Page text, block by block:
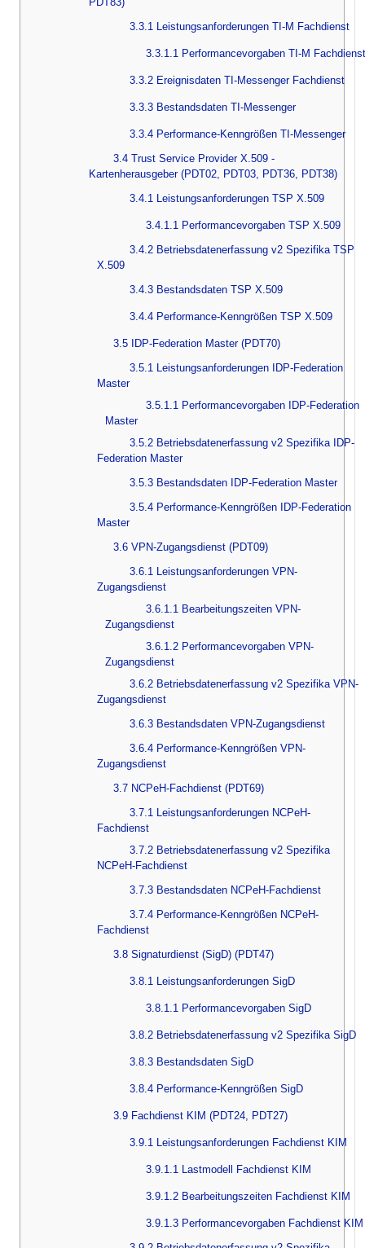
3.3.1 Leistungsanforderungen TI-M Fachdienst
3.3.1.1 Performancevorgaben TI-M Fachdienst
3.3.2 Ereignisdaten TI-Messenger Fachdienst
3.3.3 Bestandsdaten TI-Messenger
3.3.4 Performance-Kenngrößen TI-Messenger
3.4 Trust Service Provider X.509 -
Kartenherausgeber (PDT02, PDT03, PDT36, PDT38)
3.4.1 Leistungsanforderungen TSP X.509
3.4.1.1 Performancevorgaben TSP X.509
3.4.2 Betriebsdatenerfassung v2 Spezifika TSP
X.509
3.4.3 Bestandsdaten TSP X.509
3.4.4 Performance-Kenngrößen TSP X.509
3.5 IDP-Federation Master (PDT70)
3.5.1 Leistungsanforderungen IDP-Federation
Master
3.5.1.1 Performancevorgaben IDP-Federation
Master
3.5.2 Betriebsdatenerfassung v2 Spezifika IDP-
Federation Master
3.5.3 Bestandsdaten IDP-Federation Master
3.5.4 Performance-Kenngrößen IDP-Federation
Master
3.6 VPN-Zugangsdienst (PDT09)
3.6.1 Leistungsanforderungen VPN-
Zugangsdienst
3.6.1.1 Bearbeitungszeiten VPN-
Zugangsdienst
3.6.1.2 Performancevorgaben VPN-
Zugangsdienst
3.6.2 Betriebsdatenerfassung v2 Spezifika VPN-
Zugangsdienst
3.6.3 Bestandsdaten VPN-Zugangsdienst
3.6.4 Performance-Kenngrößen VPN-
Zugangsdienst
3.7 NCPeH-Fachdienst (PDT69)
3.7.1 Leistungsanforderungen NCPeH-
Fachdienst
3.7.2 Betriebsdatenerfassung v2 Spezifika
NCPeH-Fachdienst
3.7.3 Bestandsdaten NCPeH-Fachdienst
3.7.4 Performance-Kenngrößen NCPeH-
Fachdienst
3.8 Signaturdienst (SigD) (PDT47)
3.8.1 Leistungsanforderungen SigD
3.8.1.1 Performancevorgaben SigD
3.8.2 Betriebsdatenerfassung v2 Spezifika SigD
3.8.3 Bestandsdaten SigD
3.8.4 Performance-Kenngrößen SigD
3.9 Fachdienst KIM (PDT24, PDT27)
3.9.1 Leistungsanforderungen Fachdienst KIM
3.9.1.1 Lastmodell Fachdienst KIM
3.9.1.2 Bearbeitungszeiten Fachdienst KIM
3.9.1.3 Performancevorgaben Fachdienst KIM